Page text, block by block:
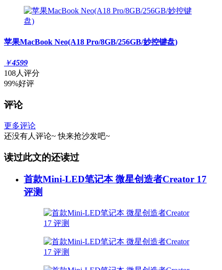
苹果MacBook Neo(A18 Pro/8GB/256GB/妙控键盘)
￥4599
108人评分
99%好评
评论
更多评论
还没有人评论~ 快来抢沙发吧~
读过此文的还读过
首款Mini-LED笔记本 微星创造者Creator 17
评测